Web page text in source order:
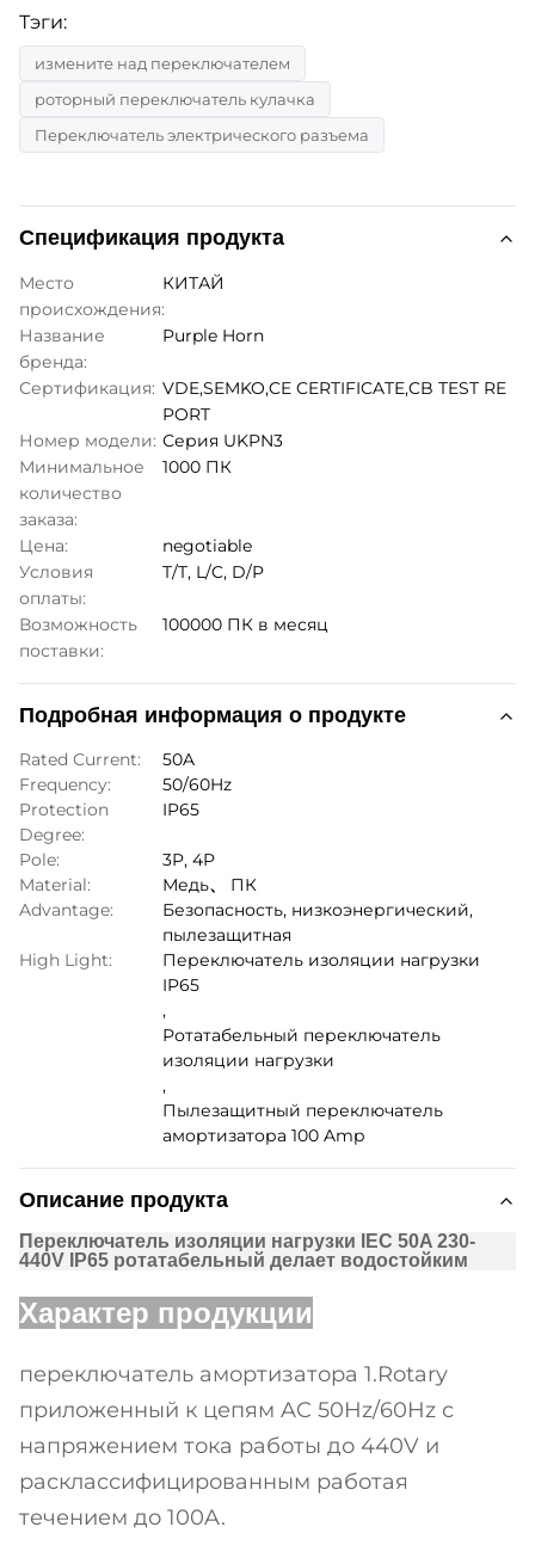
Тэги:
измените над переключателем
роторный переключатель кулачка
Переключатель электрического разъема
Спецификация продукта
Место
происхождения:
КИТАЙ
Название
бренда:
Purple Horn
Сертификация: VDE,SEMKO,CE CERTIFICATE,CB TEST RE
PORT
Номер модели: Серия UKPN3
Минимальное
количество
заказа:
1000 ПК
Цена:
negotiable
Условия
оплаты:
T/T, L/C, D/P
Возможность
поставки:
100000 ПК в месяц
Подробная информация о продукте
Rated Current:
50A
Frequency:
50/60Hz
Protection
Degree:
IP65
Pole:
3P, 4P
Material:
Медь、 ПК
Advantage:
Безопасность, низкоэнергический,
пылезащитная
High Light:
Переключатель изоляции нагрузки
IP65
,
Ротатабельный переключатель
изоляции нагрузки
,
Пылезащитный переключатель
амортизатора 100 Amp
Описание продукта
Переключатель изоляции нагрузки IEC 50A 230-
440V IP65 ротатабельный делает водостойким
Характер продукции
переключатель амортизатора 1.Rotary
приложенный к цепям AC 50Hz/60Hz с
напряжением тока работы до 440V и
расклассифицированным работая
течением до 100A.